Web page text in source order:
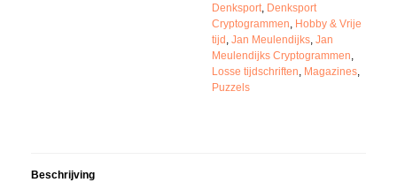
Denksport, Denksport
Cryptogrammen, Hobby & Vrije
tijd , Jan Meulendijks, Jan
Meulendijks Cryptogrammen,
Losse tijdschriften, Magazines,
Puzzels
Beschrijving